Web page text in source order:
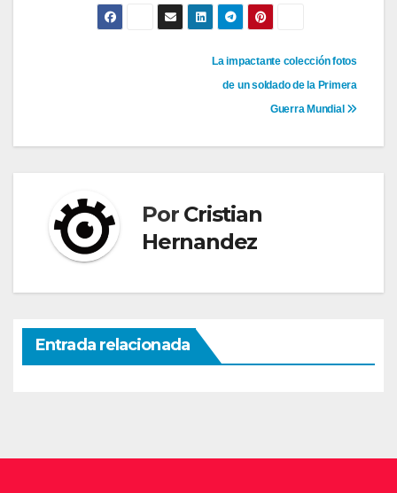
entradas
La impactante colección fotos
de un soldado de la Primera
Guerra Mundial
Por Cristian
Hernandez
Entrada relacionada